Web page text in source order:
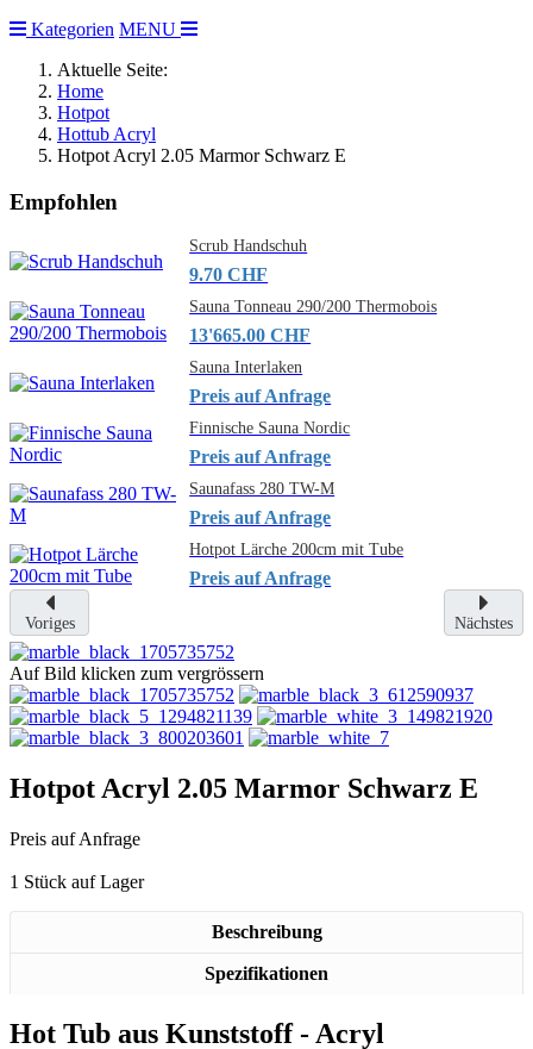
Kategorien MENU
Aktuelle Seite:
Home
Hotpot
Hottub Acryl
Hotpot Acryl 2.05 Marmor Schwarz E
Empfohlen
Scrub Handschuh
9.70 CHF
Sauna Tonneau 290/200 Thermobois
13'665.00 CHF
Sauna Interlaken
Preis auf Anfrage
Finnische Sauna Nordic
Preis auf Anfrage
Saunafass 280 TW-M
Preis auf Anfrage
Hotpot Lärche 200cm mit Tube
Preis auf Anfrage
Voriges Nächstes
Auf Bild klicken zum vergrössern
Hotpot Acryl 2.05 Marmor Schwarz E
Preis auf Anfrage
1 Stück auf Lager
Beschreibung
Spezifikationen
Hot Tub aus Kunststoff - Acryl